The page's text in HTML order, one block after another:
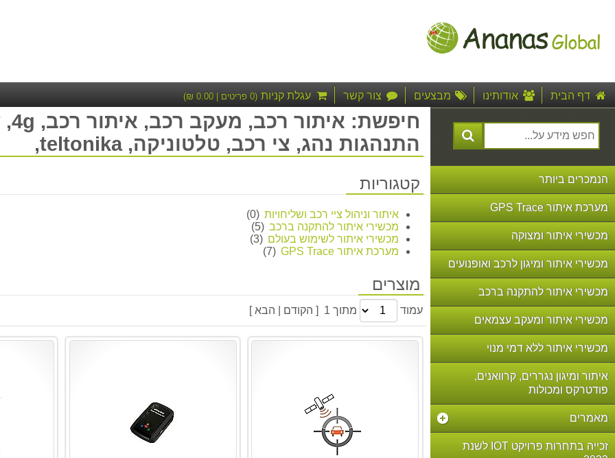
דף הבית אודותינו מבצעים צור קשר עגלת קניות (
0 פריטים |0.00
₪)
הנמכרים ביותר
מערכת איתור GPS Trace
מכשירי איתור ומצוקה
מכשירי איתור ומיגון לרכב ואופנועים
מכשירי איתור להתקנה ברכב
מכשירי איתור ומעקב עצמאים
מכשירי איתור ללא דמי מנוי
איתור ומיגון נגררים, קרוואנים,
פודטרקס ומכולות
מאמרים
זכייה בתחרות פרויקט IOT לשנת
התנהגות נהג, צי רכב, טלטוניקה, teltonika,
קטגוריות
איתור וניהול ציי רכב ושליחויות (0)
מכשירי איתור להתקנה ברכב (5)
מכשירי איתור לשימוש בעולם (3)
מערכת איתור GPS Trace
(7)
מוצרים
עמוד מתוך 1 [ הקודם | הבא ]